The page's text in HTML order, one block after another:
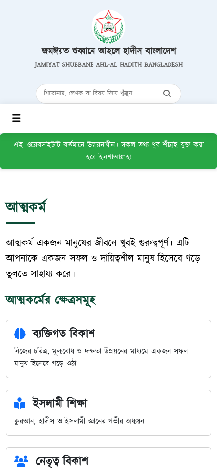
জমঈয়ত শুব্বানে আহলে হাদীস বাংলাদেশ
JAMIYAT SHUBBANE AHL-AL HADITH BANGLADESH
এই ওয়েবসাইটটি বর্তমানে উন্নয়নাধীন। সকল তথ্য খুব শীঘ্রই যুক্ত করা
হবে ইনশাআল্লাহ!
আত্মকর্ম
আত্মকর্ম একজন মানুষের জীবনে খুবই গুরুত্বপূর্ণ। এটি
আপনাকে একজন সফল ও দায়িত্বশীল মানুষ হিসেবে গড়ে
তুলতে সাহায্য করে।
আত্মকর্মের ক্ষেত্রসমূহ
ব্যক্তিগত বিকাশ
নিজের চরিত্র, মূল্যবোধ ও দক্ষতা উন্নয়নের মাধ্যমে একজন সফল
মানুষ হিসেবে গড়ে ওঠা
ইসলামী শিক্ষা
কুরআন, হাদীস ও ইসলামী জ্ঞানের গভীর অধ্যয়ন
নেতৃত্ব বিকাশ